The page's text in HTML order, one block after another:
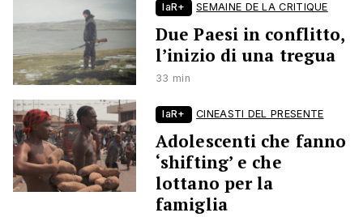
laR+ SEMAINE DE LA CRITIQUE
Due Paesi in conflitto,
l’inizio di una tregua
33 min
laR+ CINEASTI DEL PRESENTE
Adolescenti che fanno
‘shifting’ e che
lottano per la
famiglia